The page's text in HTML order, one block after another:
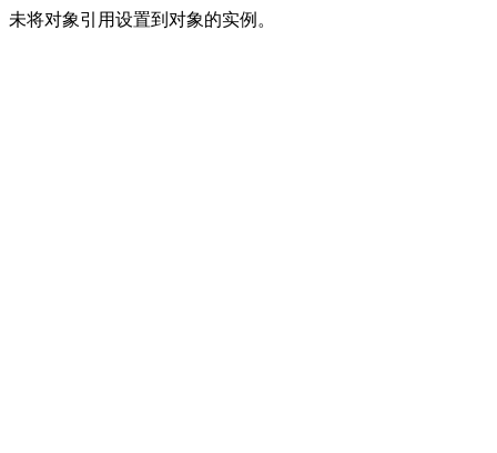
未将对象引用设置到对象的实例。